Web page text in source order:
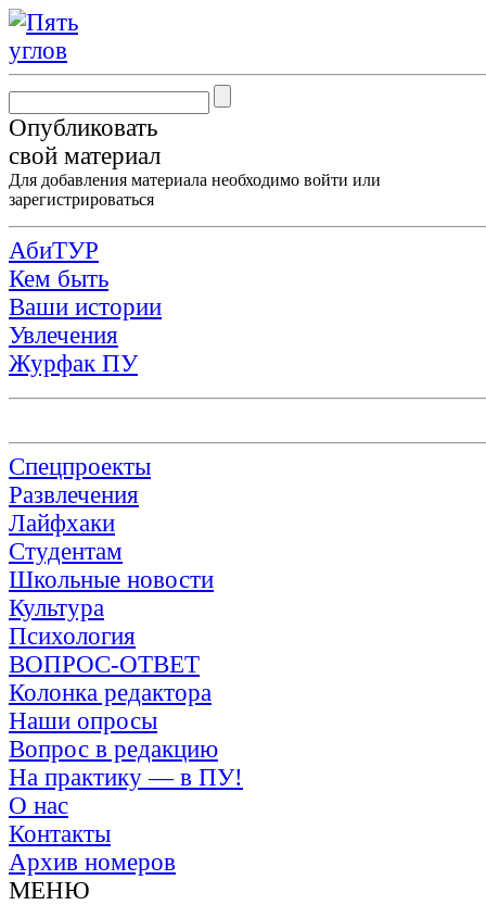
Опубликовать
свой материал
Для добавления материала необходимо войти или
зарегистрироваться
АбиТУР
Кем быть
Ваши истории
Увлечения
Журфак ПУ
Спецпроекты
Развлечения
Лайфхаки
Студентам
Школьные новости
Культура
Психология
ВОПРОС-ОТВЕТ
Колонка редактора
Наши опросы
Вопрос в редакцию
На практику — в ПУ!
О нас
Контакты
Архив номеров
МЕНЮ